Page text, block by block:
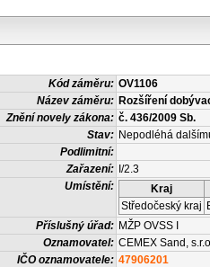
Kód záměru: OV1106
Název záměru: Rozšíření
Znění novely zákona: č. 436/2009 Sb.
Stav: Nepodléhá
Podlimitní:
Zařazení: I/2.3
Umístění:
Kraj
Středočeský kraj
Příslušný úřad: MŽP OVSS I
Oznamovatel: CEMEX Sand,
IČO oznamovatele: 47906201